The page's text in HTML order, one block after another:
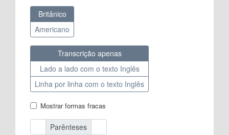
Britânico
Americano
Transcrição apenas
Lado a lado com o texto Inglês
Linha por linha com o texto Inglês
Mostrar formas fracas
Parênteses